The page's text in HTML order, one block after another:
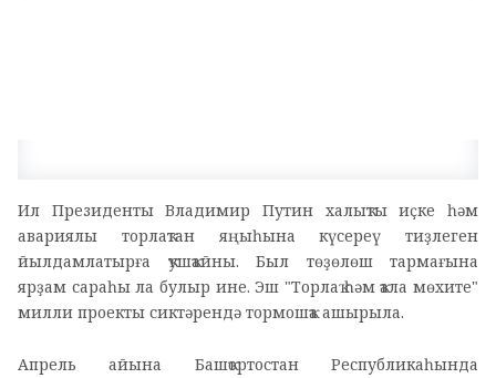
Ил Президенты Владимир Путин халыҡты иҫке һәм
авариялы торлаҡтан яңыһына күсереү тиҙлеген
йылдамлатырға ҡушҡайны. Был төҙөлөш тармағына
ярҙам сараһы ла булыр ине. Эш "Торлаҡ һәм ҡала мөхите"
милли проекты сиктәрендә тормошҡа ашырыла.
Апрель айына Башҡортостан Республикаһында